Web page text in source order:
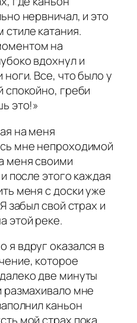
нервничал, и это
катания.
на
вдохнул и
ноги. Все, что было у
спокойно, греби
это!»
на меня
мне непроходимой
меня своими
после этого каждая
меня с доски уже
забыл свой страх и
этой реке.
я вдруг оказался в
которое
две минуты
размахивало мне
каньон